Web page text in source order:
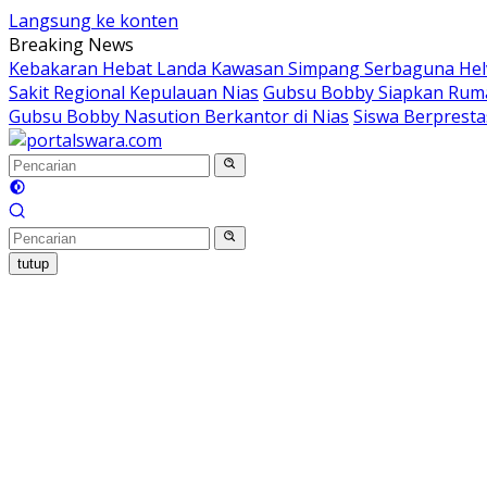
Langsung ke konten
Breaking News
Kebakaran Hebat Landa Kawasan Simpang Serbaguna
Sakit Regional Kepulauan Nias Gubsu Bobby Siapkan
Gubsu Bobby Nasution Berkantor di Nias Siswa
tutup